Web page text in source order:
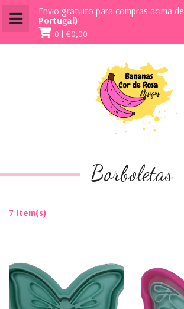
Envio gratuito para compras acima de
Portugal)
0 | €0,00
Borboletas
7 Item(s)